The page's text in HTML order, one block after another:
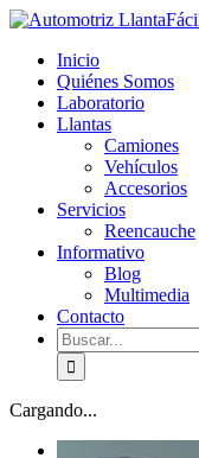
Skip
content
facebook
youtube
Inicio
Quiénes Somos
Laboratorio
Llantas
Camiones
Vehículos
Accesorios
Servicios
Reencauche
Informativo
Blog
Multimedia
Contacto
Buscar:
Cargando...